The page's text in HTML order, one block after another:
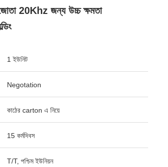
20Khz জন্য উচ্চ ক্ষমতা
1 ইউনিট
Negotation
কাঠের carton এ নিয়ে
15 কর্মদিবস
T/T, পশ্চিম ইউনিয়ন